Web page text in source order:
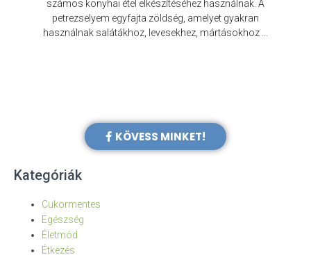
számos konyhai étel elkészítéséhez használnak. A
petrezselyem egyfajta zöldség, amelyet gyakran
használnak salátákhoz, levesekhez, mártásokhoz …
KÖVESS MINKET!
Kategóriák
Cukormentes
Egészség
Életmód
Étkezés